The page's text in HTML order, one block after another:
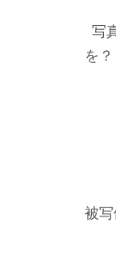
写
を
被